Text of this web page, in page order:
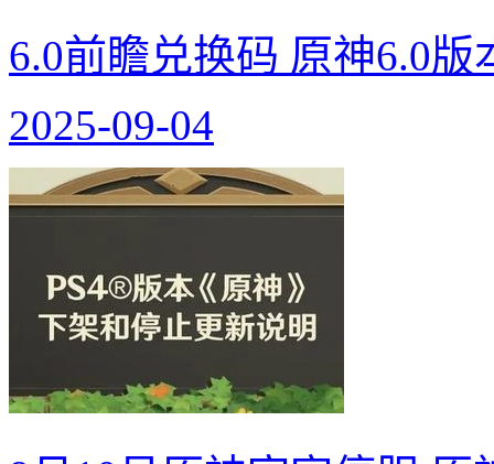
6.0前瞻兑换码 原神6.0版
2025-09-04